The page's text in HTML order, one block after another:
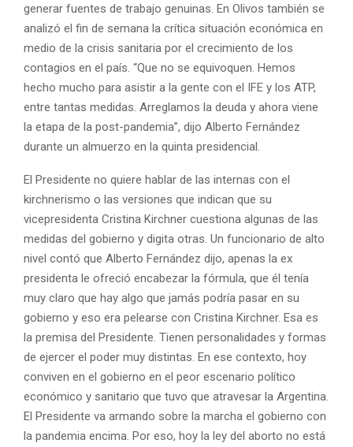
generar fuentes de trabajo genuinas. En Olivos también se
analizó el fin de semana la crítica situación económica en
medio de la crisis sanitaria por el crecimiento de los
contagios en el país. “Que no se equivoquen. Hemos
hecho mucho para asistir a la gente con el IFE y los ATP,
entre tantas medidas. Arreglamos la deuda y ahora viene
la etapa de la post-pandemia”, dijo Alberto Fernández
durante un almuerzo en la quinta presidencial.
El Presidente no quiere hablar de las internas con el
kirchnerismo o las versiones que indican que su
vicepresidenta Cristina Kirchner cuestiona algunas de las
medidas del gobierno y digita otras. Un funcionario de alto
nivel contó que Alberto Fernández dijo, apenas la ex
presidenta le ofreció encabezar la fórmula, que él tenía
muy claro que hay algo que jamás podría pasar en su
gobierno y eso era pelearse con Cristina Kirchner. Esa es
la premisa del Presidente. Tienen personalidades y formas
de ejercer el poder muy distintas. En ese contexto, hoy
conviven en el gobierno en el peor escenario político
económico y sanitario que tuvo que atravesar la Argentina.
El Presidente va armando sobre la marcha el gobierno con
la pandemia encima. Por eso, hoy la ley del aborto no está